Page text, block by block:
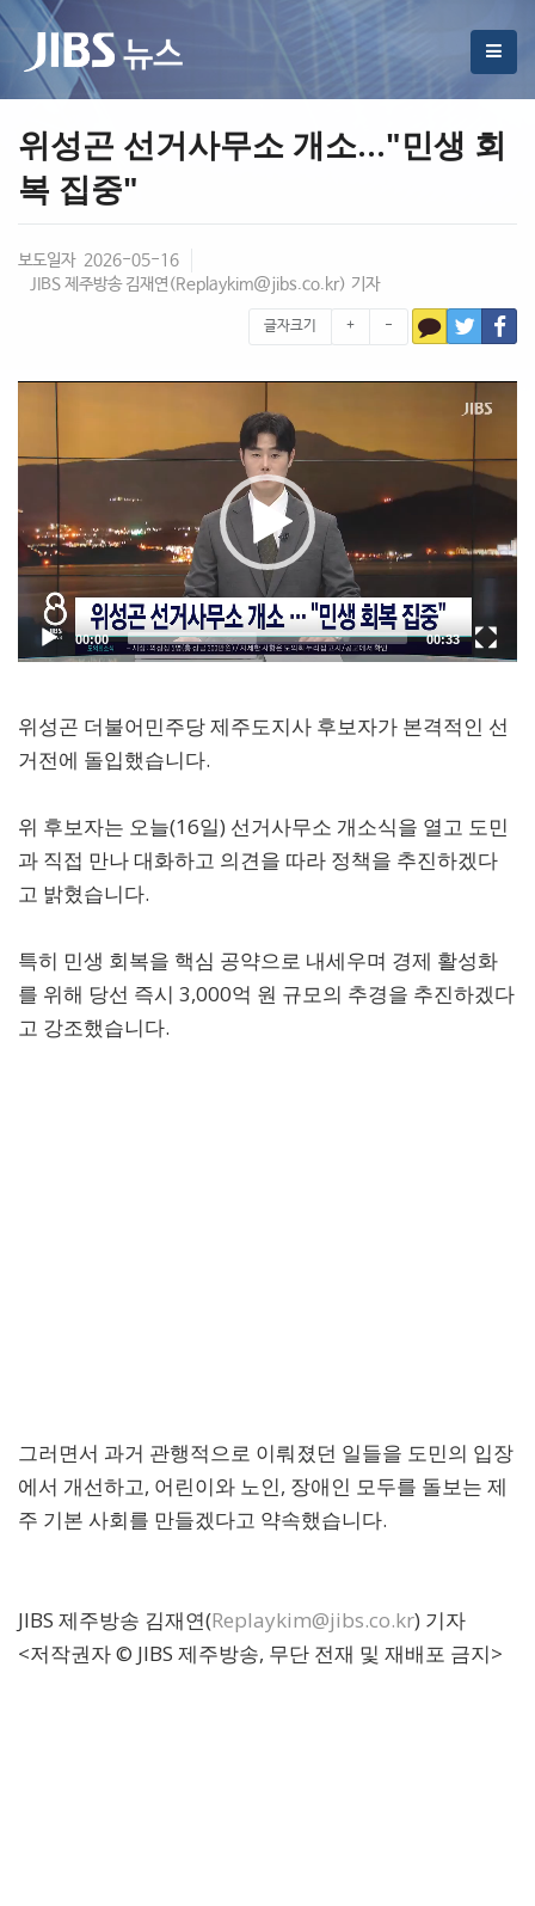
위성곤 선거사무소 개소..."민생 회
복 집중"
보도일자 2026-05-16
JIBS 제주방송 김재연(Replaykim@jibs.co.kr) 기자
글자크기 + -
위성곤 더불어민주당 제주도지사 후보자가 본격적인 선
거전에 돌입했습니다.
위 후보자는 오늘(16일) 선거사무소 개소식을 열고 도민
과 직접 만나 대화하고 의견을 따라 정책을 추진하겠다
고 밝혔습니다.
특히 민생 회복을 핵심 공약으로 내세우며 경제 활성화
를 위해 당선 즉시 3,000억 원 규모의 추경을 추진하겠다
고 강조했습니다.
그러면서 과거 관행적으로 이뤄졌던 일들을 도민의 입장
에서 개선하고, 어린이와 노인, 장애인 모두를 돌보는 제
주 기본 사회를 만들겠다고 약속했습니다.
JIBS 제주방송 김재연(Replaykim@jibs.co.kr) 기자
<저작권자 © JIBS 제주방송, 무단 전재 및 재배포 금지>